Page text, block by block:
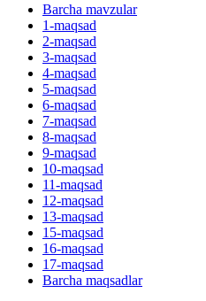
Barcha mavzular
1-maqsad
2-maqsad
3-maqsad
4-maqsad
5-maqsad
6-maqsad
7-maqsad
8-maqsad
9-maqsad
10-maqsad
11-maqsad
12-maqsad
13-maqsad
15-maqsad
16-maqsad
17-maqsad
Barcha maqsadlar